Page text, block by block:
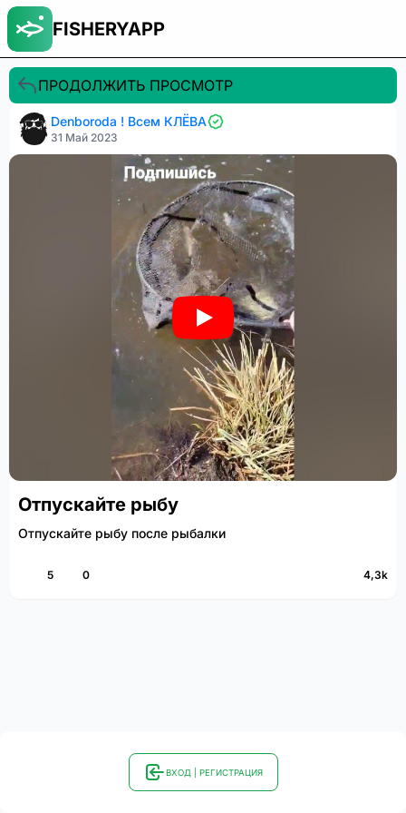
FISHERYAPP
ПРОДОЛЖИТЬ ПРОСМОТР
Denboroda ! Всем КЛЁВА
31 Май 2023
Отпускайте рыбу
Отпускайте рыбу после рыбалки
5 0 4,3k
ВХОД | РЕГИСТРАЦИЯ